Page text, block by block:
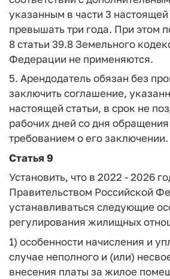
указанным в части 3
превышать три года. При этом
8 статьи 39.8 Земельного
Федерации не применяются.
5. Арендодатель обязан без
заключить соглашение,
настоящей статьи, в срок не
рабочих дней со дня
требованием о его заключении.
Статья 9
Установить, что в 2022 - 2026
Правительством Российской
устанавливаться следующие
регулирования жилищных
1) особенности начисления и
случае неполного и (или)
внесения платы за жилое